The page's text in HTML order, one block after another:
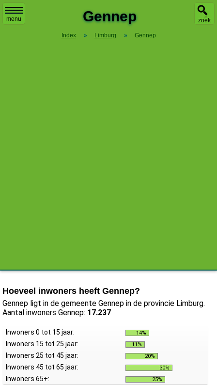
menu zoek
Gennep
Index » Limburg » Gennep
Hoeveel inwoners heeft Gennep?
Gennep ligt in de gemeente Gennep in de provincie Limburg.
Aantal inwoners Gennep: 17.237
Inwoners 0 tot 15 jaar: 14%
Inwoners 15 tot 25 jaar: 11%
Inwoners 25 tot 45 jaar: 20%
Inwoners 45 tot 65 jaar: 30%
Inwoners 65+: 25%